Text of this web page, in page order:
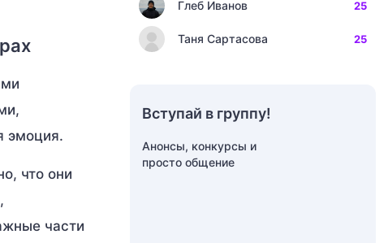
эмоция.
что они
части
Глеб Иванов 25
Таня Сартасова 25
Вступай в группу!
Анонсы, конкурсы и
просто общение